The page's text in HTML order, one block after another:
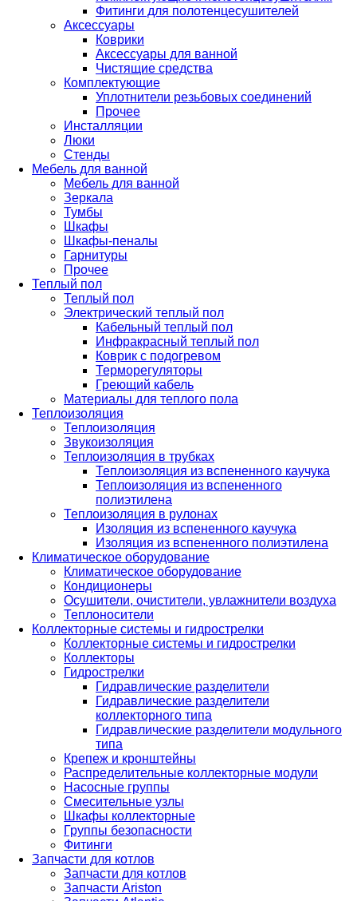
Фитинги для полотенцесушителей
Аксессуары
Коврики
Аксессуары для ванной
Чистящие средства
Комплектующие
Уплотнители резьбовых соединений
Прочее
Инсталляции
Люки
Стенды
Мебель для ванной
Мебель для ванной
Зеркала
Тумбы
Шкафы
Шкафы-пеналы
Гарнитуры
Прочее
Теплый пол
Теплый пол
Электрический теплый пол
Кабельный теплый пол
Инфракрасный теплый пол
Коврик с подогревом
Терморегуляторы
Греющий кабель
Материалы для теплого пола
Теплоизоляция
Теплоизоляция
Звукоизоляция
Теплоизоляция в трубках
Теплоизоляция из вспененного каучука
Теплоизоляция из вспененного
полиэтилена
Теплоизоляция в рулонах
Изоляция из вспененного каучука
Изоляция из вспененного полиэтилена
Климатическое оборудование
Климатическое оборудование
Кондиционеры
Осушители, очистители, увлажнители воздуха
Теплоносители
Коллекторные системы и гидрострелки
Коллекторные системы и гидрострелки
Коллекторы
Гидрострелки
Гидравлические разделители
Гидравлические разделители
коллекторного типа
Гидравлические разделители модульного
типа
Крепеж и кронштейны
Распределительные коллекторные модули
Насосные группы
Смесительные узлы
Шкафы коллекторные
Группы безопасности
Фитинги
Запчасти для котлов
Запчасти для котлов
Запчасти Ariston